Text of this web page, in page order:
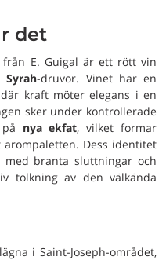
det
från E. Guigal är ett rött vin
Syrah-druvor. Vinet har en
kraft möter elegans i en
sker under kontrollerade
nya ekfat, vilket formar
Dess identitet
branta sluttningar och
tolkning av den välkända
i Saint-Joseph-området,